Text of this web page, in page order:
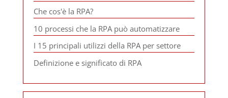
Che cos'è la RPA?
10 processi che la RPA può automatizzare
I 15 principali utilizzi della RPA per settore
Definizione e significato di RPA